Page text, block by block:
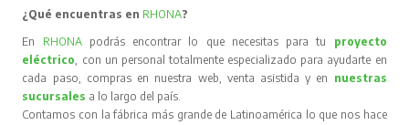
¿Qué encuentras en RHONA?
En RHONA podrás encontrar lo que necesitas para tu proyecto
eléctrico, con un personal totalmente especializado para ayudarte en
cada paso, compras en nuestra web, venta asistida y en nuestras
sucursales a lo largo del país.
Contamos con la fábrica más grande de Latinoamérica lo que nos hace